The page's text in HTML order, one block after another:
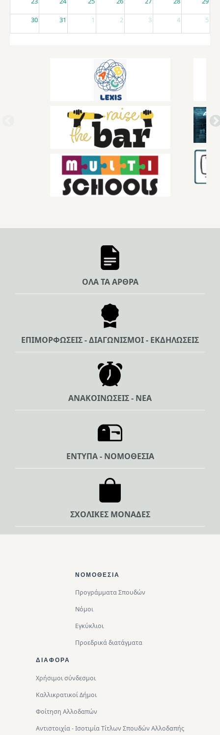
30 31 1 2 3 4 5
ΟΛΑ ΤΑ ΑΡΘΡΑ
ΕΠΙΜΟΡΦΩΣΕΙΣ - ΔΙΑΓΩΝΙΣΜΟΙ - ΕΚΔΗΛΩΣΕΙΣ
ΑΝΑΚΟΙΝΩΣΕΙΣ - ΝΕΑ
ΕΝΤΥΠΑ - ΝΟΜΟΘΕΣΙΑ
ΣΧΟΛΙΚΕΣ ΜΟΝΑΔΕΣ
ΝΟΜΟΘΕΣΊΑ
Προγράμματα Σπουδών
Νόμοι
Εγκύκλιοι
Προεδρικά διατάγματα
ΔΙΑΦΟΡΑ
Χρήσιμοι σύνδεσμοι
Καλλικρατικοί Δήμοι
Φοίτηση Αλλοδαπών
Αντιστοιχία - Ισοτιμία Τίτλων Σπουδών Αλλοδαπής